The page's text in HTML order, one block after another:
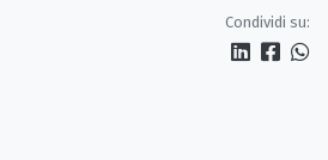
Condividi su: